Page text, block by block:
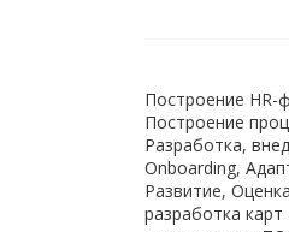
Построение HR-
Построение
Разработка,
Onboarding,
Развитие,
разработка